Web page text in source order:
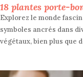
18 plantes porte-
Explorez le monde
symboles ancrés dans
végétaux, bien plus que